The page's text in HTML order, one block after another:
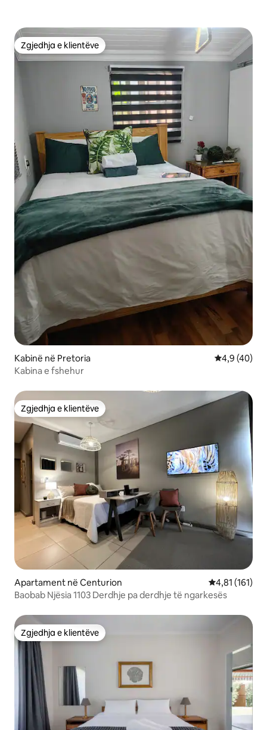
Zgjedhja e klientëve
Zgjedhja e klientëve
Kabinë në Pretoria Vlerësimi
4,9 (40)
Kabina e fshehur
Zgjedhja e klientëve
Zgjedhja e klientëve
Apartament në Centurion Vlerësimi
4,81 (161)
Baobab Njësia 1103 Derdhje pa derdhje të ngarkesës
Zgjedhja e klientëve
Zgjedhja e klientëve